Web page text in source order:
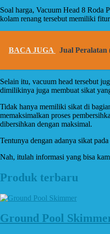
Soal harga, Vacuum Head 8 Roda
kolam renang tersebut memiliki
BACA JUGA Jual Peralatan
Selain itu, vacuum head tersebut
dimilikinya juga membuat sikat
Tidak hanya memiliki sikat di
memaksimalkan proses
dibersihkan dengan maksimal.
Tentunya dengan adanya sikat
Nah, itulah informasi yang bisa
Produk terbaru
Ground Pool